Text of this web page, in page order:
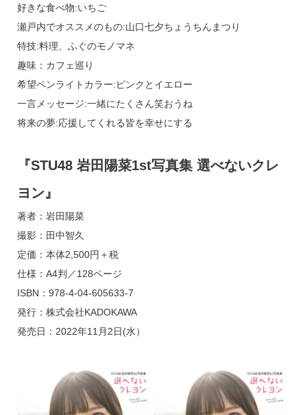
好きな食べ物:いちご
瀬戸内でオススメのもの:山口七夕ちょうちんまつり
特技:料理、ふぐのモノマネ
趣味：カフェ巡り
希望ペンライトカラー:ピンクとイエロー
一言メッセージ:一緒にたくさん笑おうね
将来の夢:応援してくれる皆を幸せにする
『STU48 岩田陽菜1st写真集 選べないクレ
ヨン』
著者：岩田陽菜
撮影：田中智久
定価：本体2,500円＋税
仕様：A4判／128ページ
ISBN：978-4-04-605633-7
発行：株式会社KADOKAWA
発売日：2022年11月2日(水）